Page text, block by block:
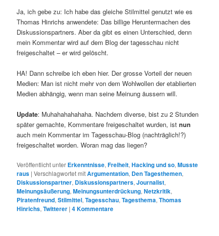
Ja, ich gebe zu: Ich habe das gleiche Stilmittel genutzt wie es
Thomas Hinrichs anwendete: Das billige Heruntermachen des
Diskussionspartners. Aber da gibt es einen Unterschied, denn
mein Kommentar wird auf dem Blog der tagesschau nicht
freigeschaltet – er wird gelöscht.
HA! Dann schreibe ich eben hier. Der grosse Vorteil der neuen
Medien: Man ist nicht mehr von dem Wohlwollen der etablierten
Medien abhängig, wenn man seine Meinung äussern will.
Update: Muhahahahahaha. Nachdem diverse, bist zu 2 Stunden
später gemachte, Kommentare freigeschaltet wurden, istnun
auch mein Kommentar im Tagesschau-Blog (nachträglich!?)
freigeschaltet worden. Woran mag das liegen?
Veröffentlicht unter Erkenntnisse,Freiheit,Hacking und so,Musste
raus |Verschlagwortet mitArgumentation, Den Tagesthemen,
Diskussionspartner, Diskussionspartners,Journalist,
Meinungsäußerung,Meinungsunterdrückung,Netzkritik,
Piratenfreund,Stilmittel,Tagesschau,Tagesthema,Thomas
Hinrichs,Twitterer |4Kommentare